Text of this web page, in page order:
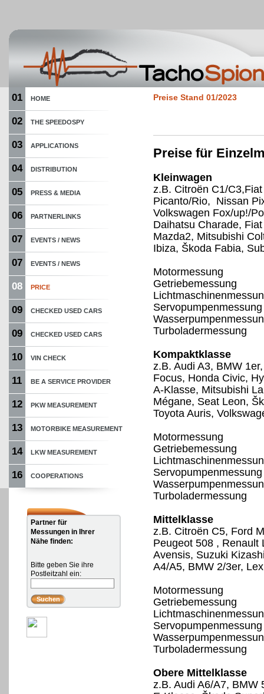
01 HOME
02 THE SPEEDOSPY
03 APPLICATIONS
04 DISTRIBUTION
05 PRESS & MEDIA
06 PARTNERLINKS
07 EVENTS / NEWS
07 EVENTS / NEWS
08 PRICE
09 CHECKED USED CARS
09 CHECKED USED CARS
10 VIN CHECK
11 BE A SERVICE PROVIDER
12 PKW MEASUREMENT
13 MOTORBIKE MEASUREMENT
14 LKW MEASUREMENT
16 COOPERATIONS
Partner für
Messungen in Ihrer
Nähe finden:
Bitte geben Sie ihre
Postleitzahl ein:
Preise Stand 01/2023
Preise für
Kleinwagen
z.B. Citroën C1/
Picanto/Rio, Nissan
Volkswagen Fox/up!/
Daihatsu Charade,
Mazda2, Mitsubishi
Ibiza, Škoda Fabia,
Motormessung
Getriebemessung
Servopumpenmessung
Turboladermessung
Kompaktklasse
z.B. Audi A3, BMW
Focus, Honda Civic,
A-Klasse, Mitsubishi
Mégane, Seat Leon,
Toyota Auris,
Motormessung
Getriebemessung
Servopumpenmessung
Turboladermessung
Mittelklasse
z.B. Citroën C5, Ford
Peugeot 508 , Renault
Avensis, Suzuki
A4/A5, BMW 2/3er,
Motormessung
Getriebemessung
Servopumpenmessung
Turboladermessung
Obere Mittelklasse
z.B. Audi A6/A7, BMW